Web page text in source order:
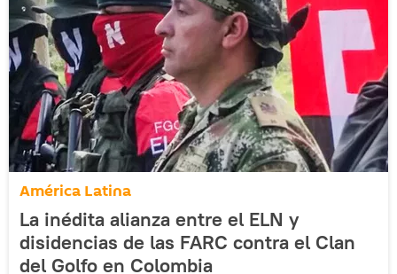
América Latina
La inédita alianza entre el ELN y
disidencias de las FARC contra el Clan
del Golfo en Colombia